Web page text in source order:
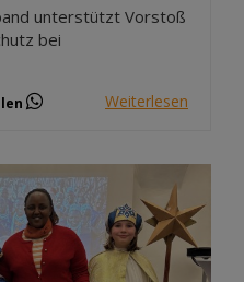
unterstützt Vorstoß
bei
Weiterlesen